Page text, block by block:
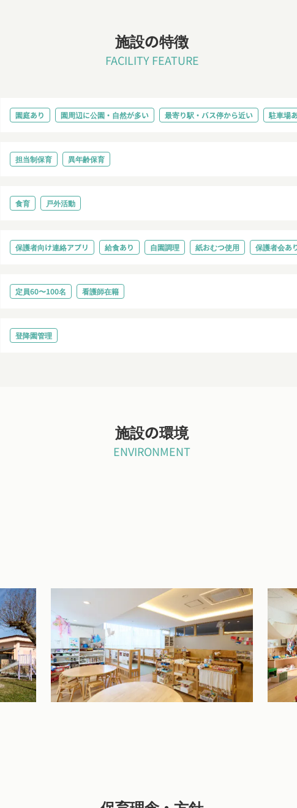
施設の特徴
FACILITY FEATURE
園庭あり 園周辺に公園・自然が多い 最寄り駅・バス停から近い 駐車場
担当制保育 異年齢保育
食育 戸外活動
保護者向け連絡アプリ 給食あり 自園調理 紙おむつ使用 保護者会あ
定員60〜100名 看護師在籍
登降園管理
施設の環境
ENVIRONMENT
る園
ごと
分ら
作り
3・4・5歳児の保育室
こどもの興味関心から遊ぶ姿が感じられるよ
うにコーナーを設置し、自分らしさを十分表
現し、認め合い、育ち合いが生まれる場です
未満
安心
らさ
べる
止め
てい